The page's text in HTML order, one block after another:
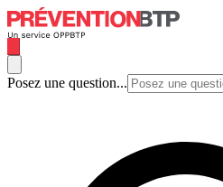
Posez une question...